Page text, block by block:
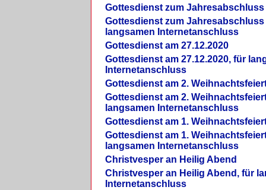
Gottesdienst zum Jahresabschluss
Gottesdienst zum Jahresabschluss
langsamen Internetanschluss
Gottesdienst am 27.12.2020
Gottesdienst am 27.12.2020, für
Internetanschluss
Gottesdienst am 2.
Gottesdienst am 2.
langsamen Internetanschluss
Gottesdienst am 1.
Gottesdienst am 1.
langsamen Internetanschluss
Christvesper an Heilig Abend
Christvesper an Heilig Abend, für
Internetanschluss